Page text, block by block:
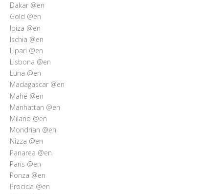
Dakar @en
Gold @en
Ibiza @en
Ischia @en
Lipari @en
Lisbona @en
Luna @en
Madagascar @en
Mahé @en
Manhattan @en
Milano @en
Mondrian @en
Nizza @en
Panarea @en
Paris @en
Ponza @en
Procida @en